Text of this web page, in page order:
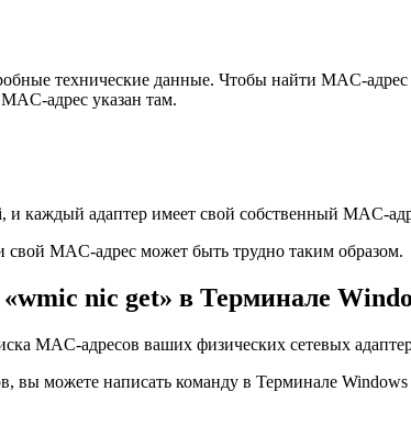
технические данные. Чтобы найти MAC-адрес
адрес указан там.
каждый адаптер имеет свой собственный MAC-
MAC-адрес может быть трудно таким образом.
nic get» в Терминале
MAC-адресов ваших физических сетевых
вы можете написать команду в Терминале